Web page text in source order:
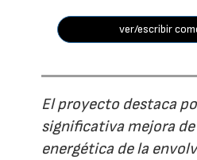
ver/escribir
El proyecto destaca
significativa mejora
energética de la